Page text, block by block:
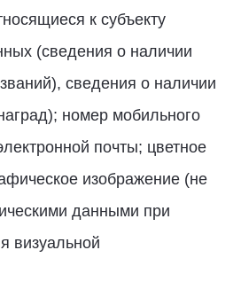
к субъекту
(сведения о наличии
сведения о наличии
номер мобильного
почты; цветное
изображение (не
данными при
визуальной